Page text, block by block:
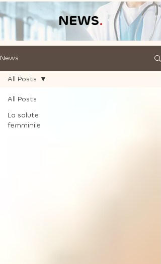
NEWS.
News
All Posts
La salute
femminile
All Posts